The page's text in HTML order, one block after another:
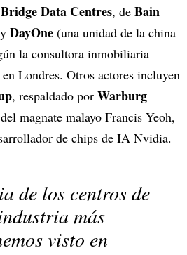
Bridge Data Centres, de Bain
DayOne (una unidad de la china
la consultora inmobiliaria
Londres. Otros actores incluyen
, respaldado por Warburg
magnate malayo Francis Yeoh,
de chips de IA Nvidia.
de los centros de
más
visto en